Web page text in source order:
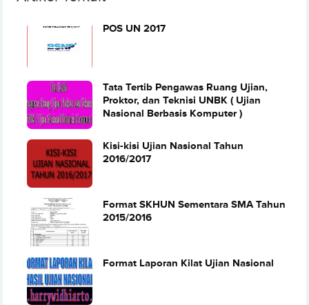
POS UN 2017
Tata Tertib Pengawas Ruang Ujian,
Proktor, dan Teknisi UNBK ( Ujian
Nasional Berbasis Komputer )
Kisi-kisi Ujian Nasional Tahun
2016/2017
Format SKHUN Sementara SMA Tahun
2015/2016
Format Laporan Kilat Ujian Nasional